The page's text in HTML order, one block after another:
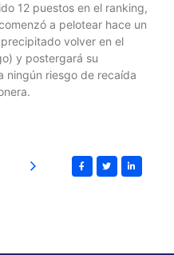
12 puestos en el ranking,
a pelotear hace un
volver en el
y postergará su
ningún riesgo de recaída